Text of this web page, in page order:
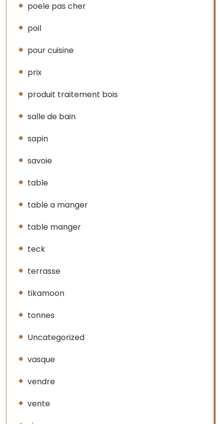
poele pas cher
poil
pour cuisine
prix
produit traitement bois
salle de bain
sapin
savoie
table
table a manger
table manger
teck
terrasse
tikamoon
tonnes
Uncategorized
vasque
vendre
vente